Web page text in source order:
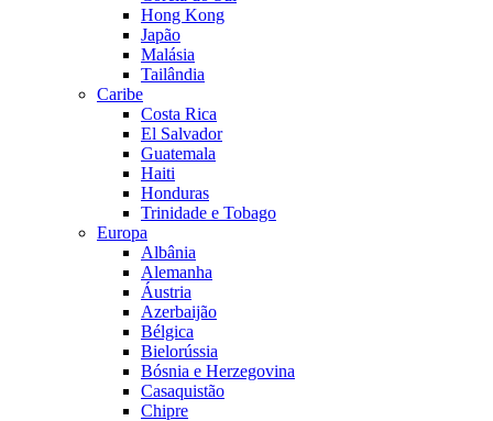
Hong Kong
Japão
Malásia
Tailândia
Caribe
Costa Rica
El Salvador
Guatemala
Haiti
Honduras
Trinidade e Tobago
Europa
Albânia
Alemanha
Áustria
Azerbaijão
Bélgica
Bielorússia
Bósnia e Herzegovina
Casaquistão
Chipre